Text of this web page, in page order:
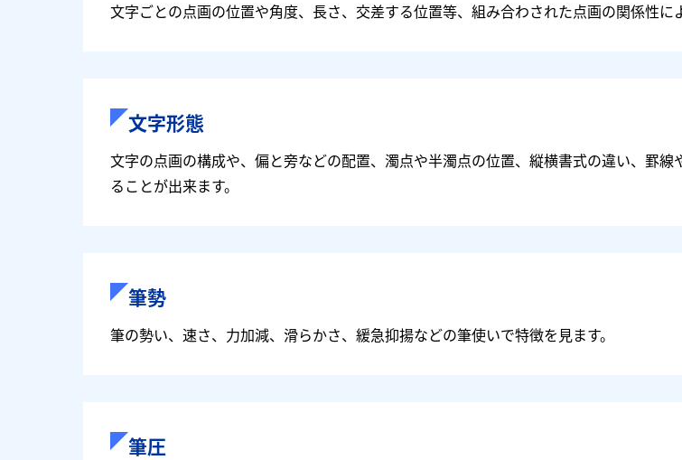
文字ごとの点画の位置や角度、長さ、交差する位置等、組み合わされた点画の関係性に
文字形態
文字の点画の構成や、偏と旁などの配置、濁点や半濁点の位置、縦横書式の違い、罫
ることが出来ます。
筆勢
筆の勢い、速さ、力加減、滑らかさ、緩急抑揚などの筆使いで特徴を見ます。
筆圧